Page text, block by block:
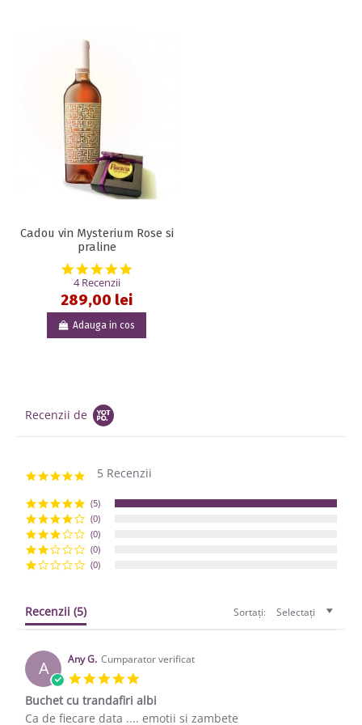
Cadou vin Mysterium Rose si
praline
5.0 star rating
4 Recenzii
289,00 lei
Adauga in cos
Recenzii de
5.0 star rating
5 Recenzii
(5)
(0)
(0)
(0)
(0)
Recenzii (5) Sortați: Selectați
A Any G. Cumparator verificat
Buchet cu trandafiri albi
Review by Any G. on 7 Jan 2021
review stating Buchet cu trandafiri albi
Ca de fiecare data .... emotii si zambete